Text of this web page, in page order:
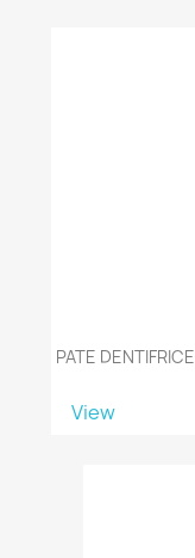
PATE
View